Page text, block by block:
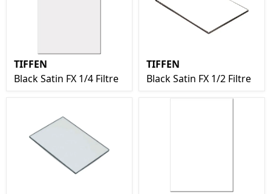
TIFFEN
Black Satin FX 1/4 Filtre
TIFFEN
Black Satin FX 1/2 Filtre